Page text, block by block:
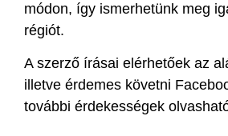
módon, így ismerhetünk meg
régiót.
A szerző írásai elérhetőek az
illetve érdemes követni
további érdekességek